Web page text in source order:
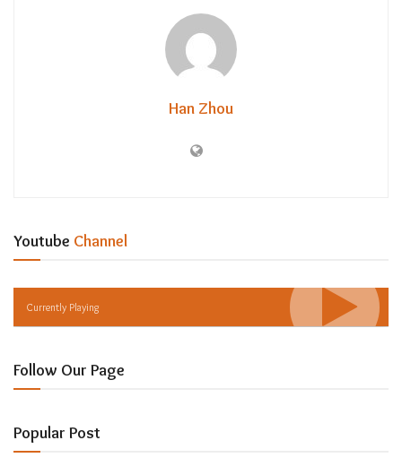
Han Zhou
Youtube Channel
Currently Playing
Follow Our Page
Popular Post